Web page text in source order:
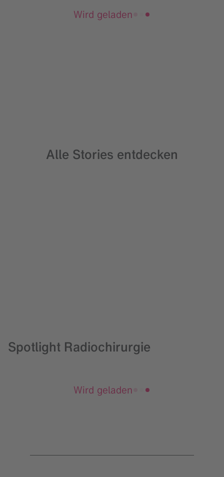
Wird geladen
Alle Stories entdecken
Spotlight Radiochirurgie
Wird geladen